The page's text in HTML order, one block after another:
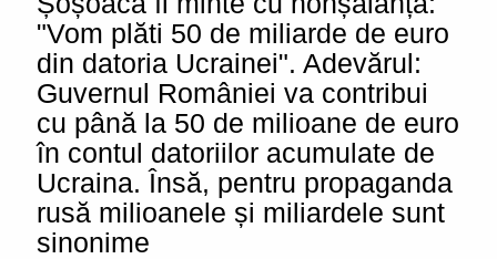
"Vom plăti 50 de miliarde de euro
din datoria Ucrainei". Adevărul:
Guvernul României va contribui
cu până la 50 de milioane de euro
în contul datoriilor acumulate de
Ucraina. Însă, pentru propaganda
rusă milioanele și miliardele sunt
sinonime